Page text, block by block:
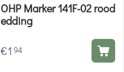
OHP Marker 141F-02 rood
edding
€1 94